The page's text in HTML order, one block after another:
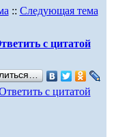
:: Следующая тема